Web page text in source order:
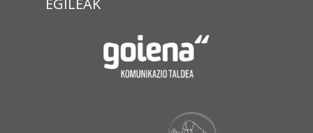
EGILEAK